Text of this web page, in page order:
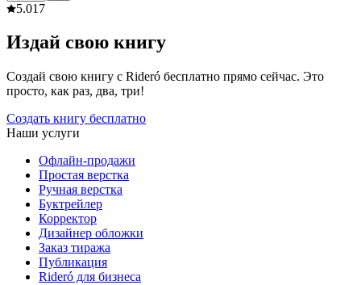
5.017
Издай свою книгу
Создай свою книгу с Rideró бесплатно прямо сейчас. Это
просто, как раз, два, три!
Создать книгу бесплатно
Наши услуги
Офлайн-продажи
Простая верстка
Ручная верстка
Буктрейлер
Корректор
Дизайнер обложки
Заказ тиража
Публикация
Rideró для бизнеса